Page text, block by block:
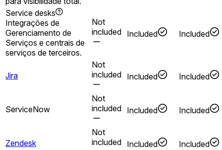
Service desks
Integrações de
Gerenciamento de
Serviços e centrais de
serviços de terceiros.
Not
included Included Included
Jira
Not
included Included Included
ServiceNow
Not
included Included Included
Zendesk
Not
included Included Included